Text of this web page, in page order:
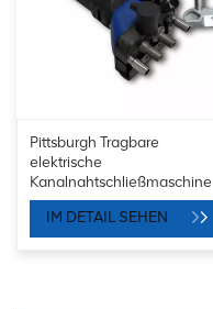
Pittsburgh Tragbare
elektrische
Kanalnahtschließmaschine
IM DETAIL SEHEN